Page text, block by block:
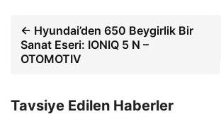
← Hyundai’den 650 Beygirlik Bir
Sanat Eseri: IONIQ 5 N –
OTOMOTIV
Tavsiye Edilen Haberler